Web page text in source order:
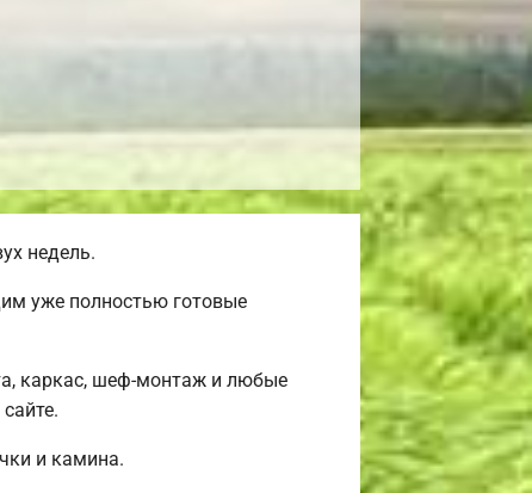
недель.
уже полностью готовые
каркас, шеф-монтаж и любые
и камина.